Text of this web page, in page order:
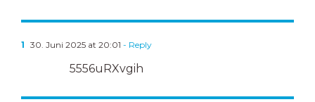
1 30. Juni 2025 at 20:01 - Reply
5556uRXvgih